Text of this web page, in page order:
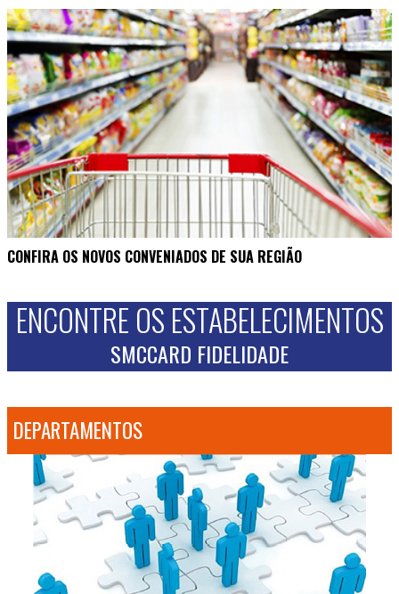
CONFIRA OS NOVOS CONVENIADOS DE SUA REGIÃO
ENCONTRE OS ESTABELECIMENTOS
SMCCARD FIDELIDADE
DEPARTAMENTOS